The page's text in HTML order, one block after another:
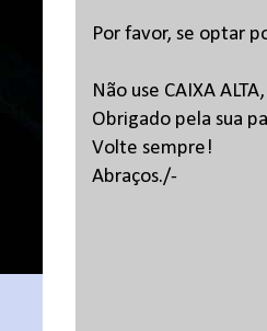
Por favor, se optar
Não use CAIXA
Obrigado pela sua
Volte sempre!
Abraços./-